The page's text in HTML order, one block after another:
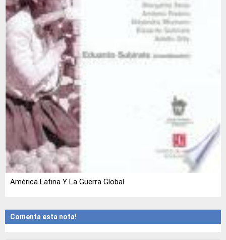
América Latina Y La Guerra Global
Comenta esta nota!